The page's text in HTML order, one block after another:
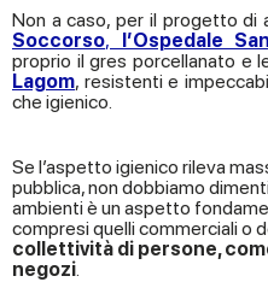
Non a caso, per il progetto di
Soccorso, l’Ospedale
proprio il gres porcellanato e
Lagom, resistenti e
che igienico.
Se l’aspetto igienico rileva
pubblica, non dobbiamo
ambienti è un aspetto
compresi quelli commerciali o
collettività di persone,
negozi